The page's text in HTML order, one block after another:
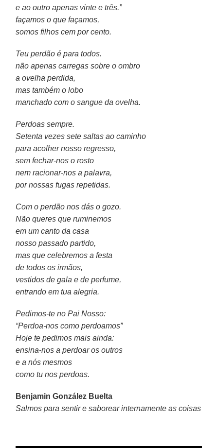
e ao outro apenas vinte e três.”
façamos o que façamos,
somos filhos cem por cento.
Teu perdão é para todos.
não apenas carregas sobre o ombro
a ovelha perdida,
mas também o lobo
manchado com o sangue da ovelha.
Perdoas sempre.
Setenta vezes sete saltas ao caminho
para acolher nosso regresso,
sem fechar-nos o rosto
nem racionar-nos a palavra,
por nossas fugas repetidas.
Com o perdão nos dás o gozo.
Não queres que ruminemos
em um canto da casa
nosso passado partido,
mas que celebremos a festa
de todos os irmãos,
vestidos de gala e de perfume,
entrando em tua alegria.
Pedimos-te no Pai Nosso:
“Perdoa-nos como perdoamos”
Hoje te pedimos mais ainda:
ensina-nos a perdoar os outros
e a nós mesmos
como tu nos perdoas.
Benjamin González Buelta
Salmos para sentir e saborear internamente as coisas